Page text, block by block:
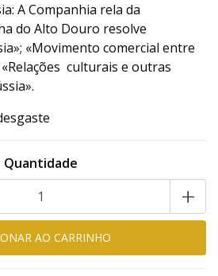
A Companhia rela da
do Alto Douro resolve
«Movimento comercial entre
culturais e outras
Quantidade
+